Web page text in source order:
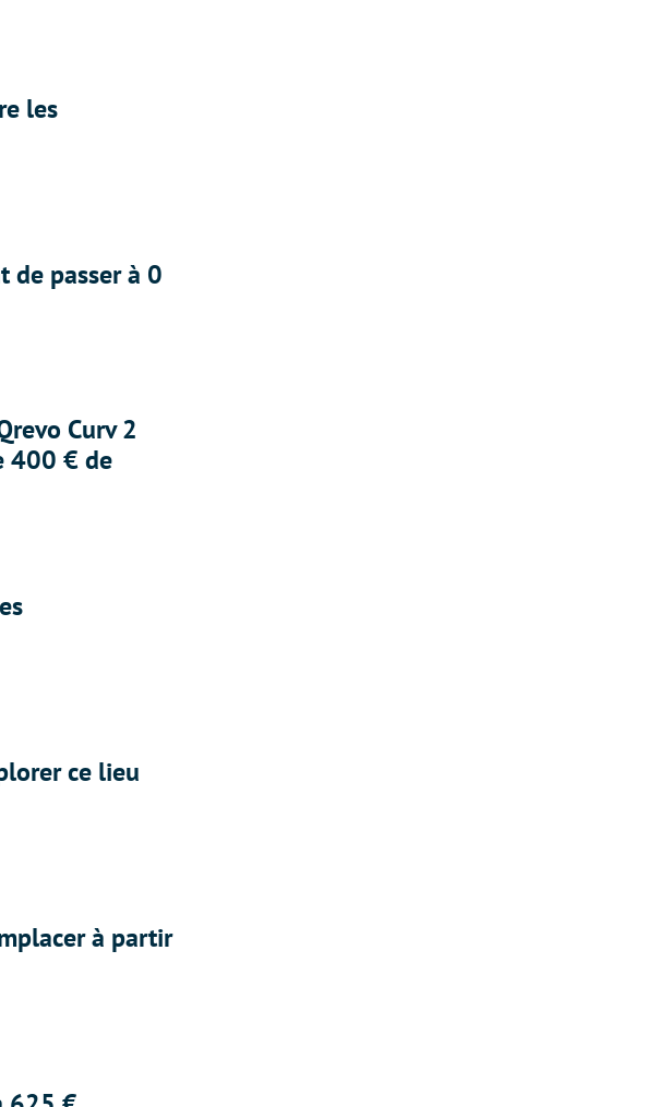
les
de passer à 0
Curv 2
400 € de
ce lieu
à partir